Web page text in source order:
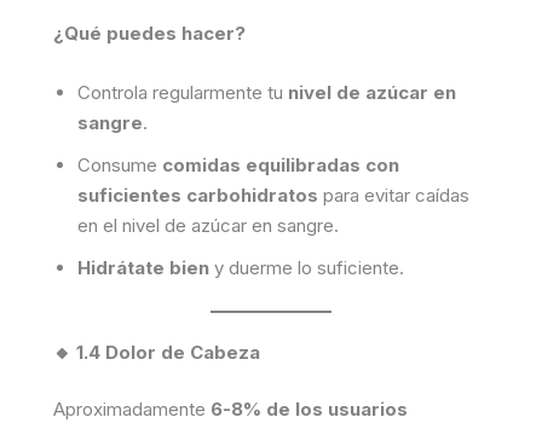
¿Qué puedes hacer?
Controla regularmente tu nivel de azúcar en
sangre.
Consume comidas equilibradas con
suficientes carbohidratos para evitar caídas
en el nivel de azúcar en sangre.
Hidrátate bien y duerme lo suficiente.
🔸 1.4 Dolor de Cabeza
Aproximadamente 6-8% de los usuarios